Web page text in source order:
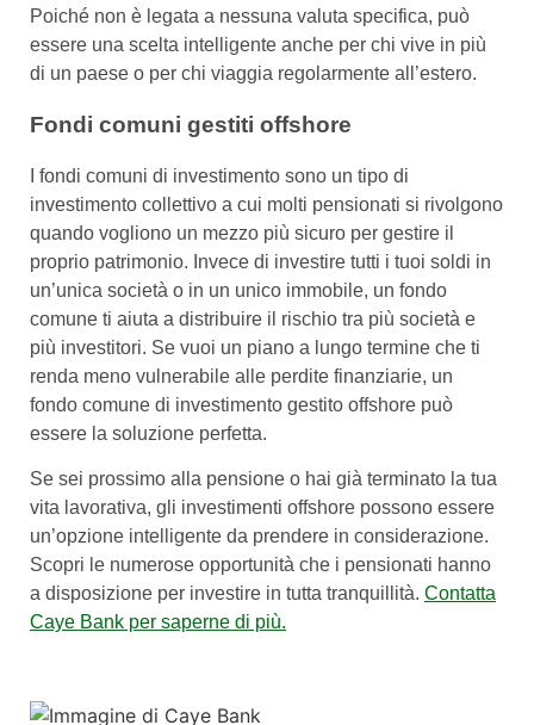
Poiché non è legata a nessuna valuta specifica, può
essere una scelta intelligente anche per chi vive in più
di un paese o per chi viaggia regolarmente all’estero.
Fondi comuni gestiti offshore
I fondi comuni di investimento sono un tipo di
investimento collettivo a cui molti pensionati si rivolgono
quando vogliono un mezzo più sicuro per gestire il
proprio patrimonio. Invece di investire tutti i tuoi soldi in
un’unica società o in un unico immobile, un fondo
comune ti aiuta a distribuire il rischio tra più società e
più investitori. Se vuoi un piano a lungo termine che ti
renda meno vulnerabile alle perdite finanziarie, un
fondo comune di investimento gestito offshore può
essere la soluzione perfetta.
Se sei prossimo alla pensione o hai già terminato la tua
vita lavorativa, gli investimenti offshore possono essere
un’opzione intelligente da prendere in considerazione.
Scopri le numerose opportunità che i pensionati hanno
a disposizione per investire in tutta tranquillità. Contatta
Caye Bank per saperne di più.